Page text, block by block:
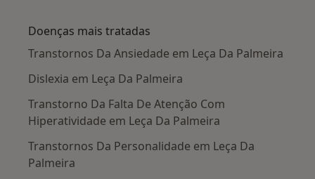
Doenças mais tratadas
Transtornos Da Ansiedade em Leça Da Palmeira
Dislexia em Leça Da Palmeira
Transtorno Da Falta De Atenção Com
Hiperatividade em Leça Da Palmeira
Transtornos Da Personalidade em Leça Da
Palmeira